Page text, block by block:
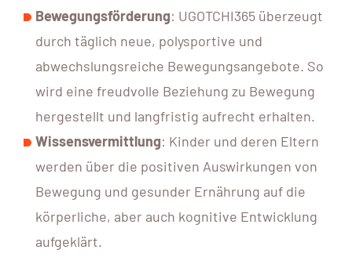
Bewegungsförderung: UGOTCHI365 überzeugt
durch täglich neue, polysportive und
abwechslungsreiche Bewegungsangebote. So
wird eine freudvolle Beziehung zu Bewegung
hergestellt und langfristig aufrecht erhalten.
Wissensvermittlung: Kinder und deren Eltern
werden über die positiven Auswirkungen von
Bewegung und gesunder Ernährung auf die
körperliche, aber auch kognitive Entwicklung
aufgeklärt.